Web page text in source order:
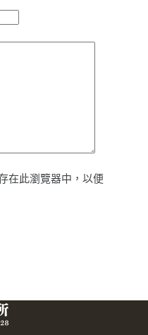
在此瀏覽器中，以便